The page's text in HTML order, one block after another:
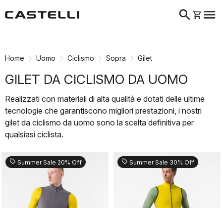
search shopping_cart menu
Home Uomo Ciclismo Sopra Gilet
GILET DA CICLISMO DA UOMO
Realizzati con materiali di alta qualità e dotati delle ultime
tecnologie che garantiscono migliori prestazioni, i nostri
gilet da ciclismo da uomo sono la scelta definitiva per
qualsiasi ciclista.
sell Summer Sale 20% Off sell Summer Sale 30% Off